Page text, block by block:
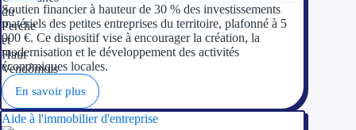
Soutien financier à hauteur de 30 % des investissements
matériels des petites entreprises du territoire, plafonné à 5
000 €. Ce dispositif vise à encourager la création, la
modernisation et le développement des activités
économiques locales.
En savoir plus
Aide à l'immobilier d'entreprise